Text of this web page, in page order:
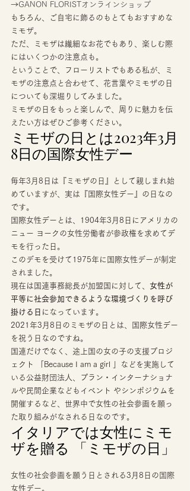
→GANON FLORISTオンラインショップ
もちろん、ご自宅に飾るのもとてもおすすめな
ミモザ。
ただ、ミモザは繊細なお花でもあり、楽しむ際
にはいくつかの注意点も。
ということで、フローリストでもある私が、ミ
モザの注意点と合わせて、花言葉やミモザの日
についても深堀りしてみました。
ミモザの日をもっと楽しんで、周りに魅力を伝
えたい方はぜひご参考ください。
ミモザの日とは2023年3月
8日の国際女性デー
毎年3月8日は『ミモザの日』として親しまれ始
めていますが、実は『国際女性デー』の日なの
です。
国際女性デーとは、1904年3月8日にアメリカの
ニュー ヨークの女性労働者が参政権を求めてデ
モを行った日。
このデモを受けて1975年に国際女性デーが制定
されました。
現在は国連事務総長が加盟国に対して、 女性が
平等に社会参加できるような環境づくりを呼び
掛ける日 になっています。
2021年3月8日のミモザの日とは、国際女性デー
を祝う日なのですね。
国連だけでなく、途上国の女の子の支援プロジ
ェクト 「Because I am a girl 」などを実施して
いる公益財団法人、プラン・インターナショナ
ルや民間企業などもイベント やシンポジウムを
開催するなど、世界中で女性の社会参画を願っ
た取り組みがなされる日なのです。
イタリアでは女性にミモ
ザを贈る 「ミモザの日」
女性の社会参画を願う日とされる3月8日の国際
女性デー。